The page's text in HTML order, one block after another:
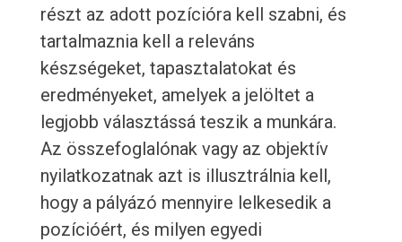
részt az adott pozícióra kell szabni, és
tartalmaznia kell a releváns
készségeket, tapasztalatokat és
eredményeket, amelyek a jelöltet a
legjobb választássá teszik a munkára.
Az összefoglalónak vagy az objektív
nyilatkozatnak azt is illusztrálnia kell,
hogy a pályázó mennyire lelkesedik a
pozícióért, és milyen egyedi